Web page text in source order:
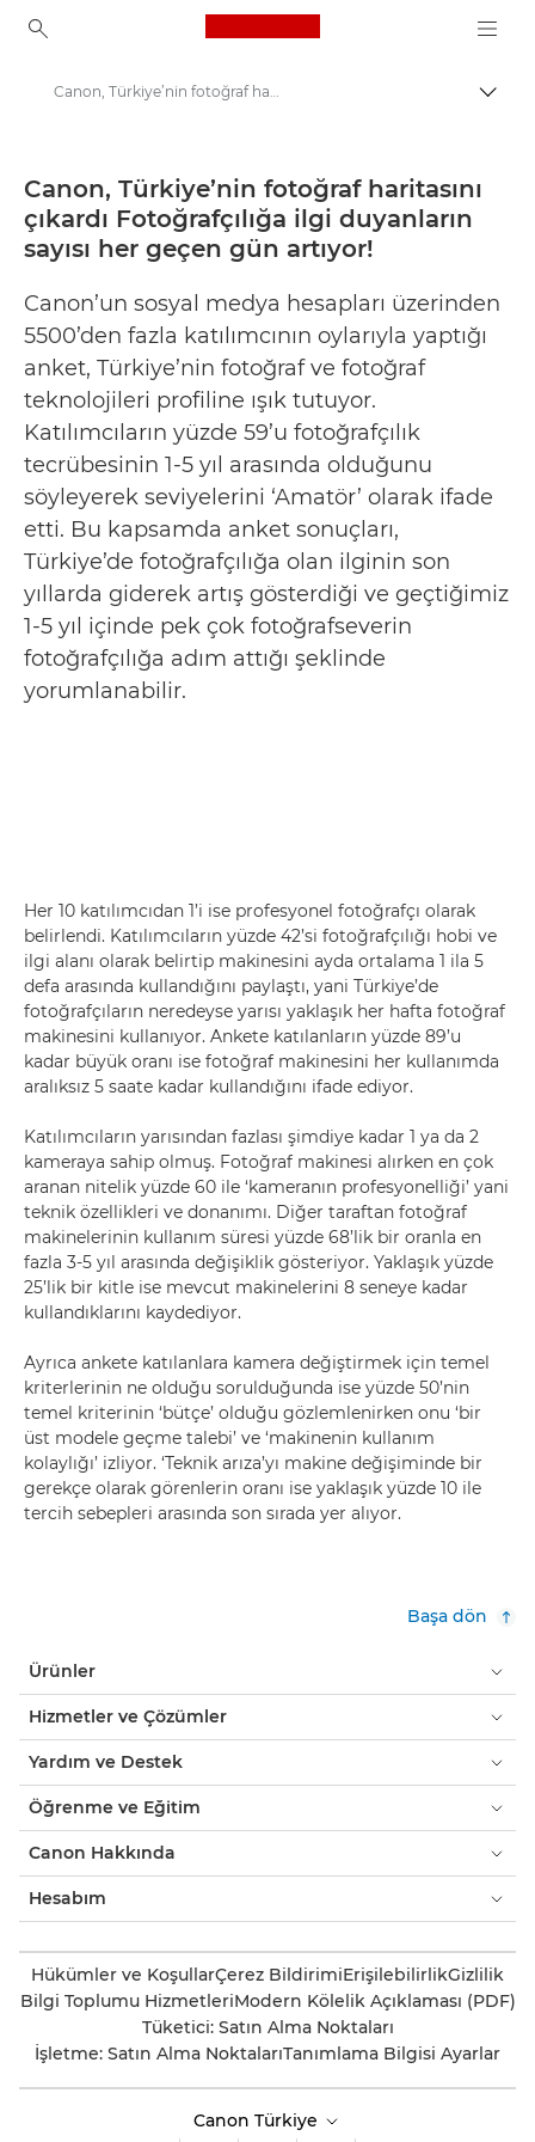
Canon Logo, back to
İçerik
Basın Merkezi
Basın Bültenleri - Canon Basın Merkezi
Canon, Türkiye’nin fotoğraf haritasını çıkardı Fotoğrafçılığa ilgi duyanların sayısı her geçen gün artıyor! - Canon Basın Merkezi
Canon, Türkiye’nin fotoğraf haritasını
çıkardı Fotoğrafçılığa ilgi duyanların
sayısı her geçen gün artıyor!
Canon’un sosyal medya hesapları üzerinden
5500’den fazla katılımcının oylarıyla yaptığı
anket, Türkiye’nin fotoğraf ve fotoğraf
teknolojileri profiline ışık tutuyor.
Katılımcıların yüzde 59’u fotoğrafçılık
tecrübesinin 1-5 yıl arasında olduğunu
söyleyerek seviyelerini ‘Amatör’ olarak ifade
etti. Bu kapsamda anket sonuçları,
Türkiye’de fotoğrafçılığa olan ilginin son
yıllarda giderek artış gösterdiği ve geçtiğimiz
1-5 yıl içinde pek çok fotoğrafseverin
fotoğrafçılığa adım attığı şeklinde
yorumlanabilir.
Her 10 katılımcıdan 1’i ise profesyonel fotoğrafçı olarak
belirlendi. Katılımcıların yüzde 42’si fotoğrafçılığı hobi ve
ilgi alanı olarak belirtip makinesini ayda ortalama 1 ila 5
defa arasında kullandığını paylaştı, yani Türkiye’de
fotoğrafçıların neredeyse yarısı yaklaşık her hafta fotoğraf
makinesini kullanıyor. Ankete katılanların yüzde 89’u
kadar büyük oranı ise fotoğraf makinesini her kullanımda
aralıksız 5 saate kadar kullandığını ifade ediyor.
Katılımcıların yarısından fazlası şimdiye kadar 1 ya da 2
kameraya sahip olmuş. Fotoğraf makinesi alırken en çok
aranan nitelik yüzde 60 ile ‘kameranın profesyonelliği’ yani
teknik özellikleri ve donanımı. Diğer taraftan fotoğraf
makinelerinin kullanım süresi yüzde 68’lik bir oranla en
fazla 3-5 yıl arasında değişiklik gösteriyor. Yaklaşık yüzde
25’lik bir kitle ise mevcut makinelerini 8 seneye kadar
kullandıklarını kaydediyor.
Ayrıca ankete katılanlara kamera değiştirmek için temel
kriterlerinin ne olduğu sorulduğunda ise yüzde 50’nin
temel kriterinin ‘bütçe’ olduğu gözlemlenirken onu ‘bir
üst modele geçme talebi’ ve ‘makinenin kullanım
kolaylığı’ izliyor. ‘Teknik arıza’yı makine değişiminde bir
gerekçe olarak görenlerin oranı ise yaklaşık yüzde 10 ile
tercih sebepleri arasında son sırada yer alıyor.
Başa dön
Ürünler
Hizmetler ve Çözümler
Yardım ve Destek
Öğrenme ve Eğitim
Canon Hakkında
Hesabım
Hükümler ve KoşullarÇerez BildirimiErişilebilirlikGizlilik
Bilgi Toplumu HizmetleriModern Kölelik Açıklaması (PDF)
Tüketici: Satın Alma Noktaları
İşletme: Satın Alma NoktalarıTanımlama Bilgisi Ayarlar
Canon Türkiye